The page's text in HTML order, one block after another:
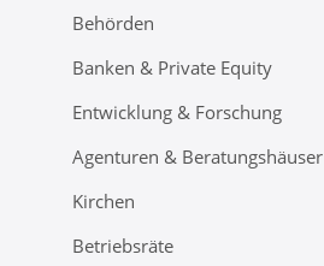
Behörden
Banken & Private Equity
Entwicklung & Forschung
Agenturen & Beratungshäuser
Kirchen
Betriebsräte